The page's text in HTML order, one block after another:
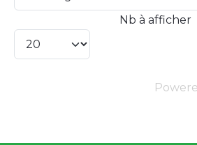
Nb à afficher